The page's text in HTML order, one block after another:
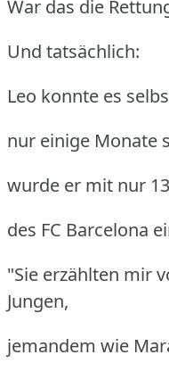
War das die
Und tatsächlich:
Leo konnte es
nur einige Monate
wurde er mit nur
des FC Barcelona
"Sie erzählten mir
Jungen,
jemandem wie